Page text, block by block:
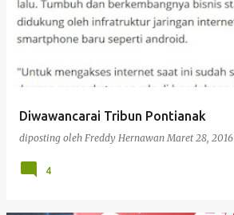
Diwawancarai Tribun Pontianak
diposting oleh Freddy Hernawan Maret 28, 2016
4